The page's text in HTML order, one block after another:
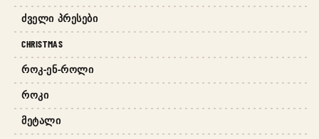
ᲫᲕᲔᲚᲘ ᲞᲠᲔᲡᲔᲑᲘ
CHRISTMAS
ᲠᲝᲙ-ᲔᲜ-ᲠᲝᲚᲘ
ᲠᲝᲙᲘ
ᲛᲔᲢᲐᲚᲘ